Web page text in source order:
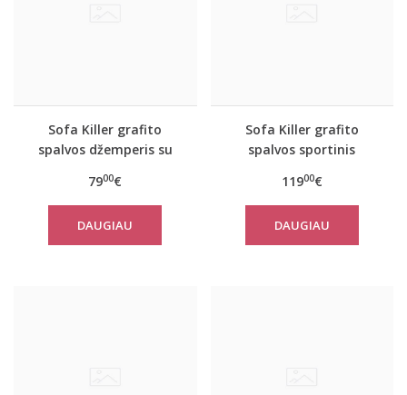
Sofa Killer grafito
spalvos džemperis su
7900€
DAUGIAU
Sofa Killer grafito
spalvos sportinis
juostom
11900€
DAUGIAU